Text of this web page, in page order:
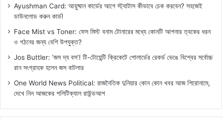
Ayushman Card: আয়ুষ্মান কার্ডের আগে স্ট্যাটাস কীভাবে চেক করবেন? সহজেই
ডাউনলোড করুন কার্ড!
Face Mist vs Toner: ফেস মিস্ট বনাম টোনারের মধ্যে কোনটি আপনার ত্বকের ধরন
ও গঠনের জন্য বেশি উপযুক্ত?
Jos Buttler: ‘জস দ্য বস’! টি-টোয়েন্টি ক্রিকেটে পোলার্ডের রেকর্ড ভেঙে বিশ্বের সর্বোচ্চ
রান সংগ্রাহক হলেন জস বাটলার
One World News Political: রাজনৈতিক দুনিয়ার কোন কোন খবর আজ শিরোনামে,
দেখে নিন আজকের পলিটিক্যাল রাউন্ডআপ